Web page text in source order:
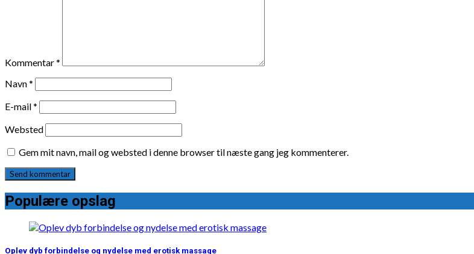
Kommentar*
Navn*
E-mail*
Websted
Gem mit navn, mail og websted i denne browser til næste gang jeg kommenterer.
Populære opslag
Oplev dyb forbindelse og nydelse med erotisk massage